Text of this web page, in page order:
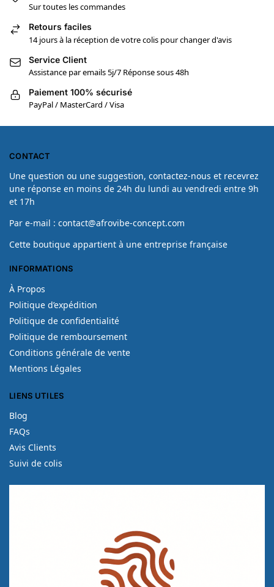
Sur toutes les commandes
Retours faciles
14 jours à la réception de votre colis pour changer d'avis
Service Client
Assistance par emails 5j/7 Réponse sous 48h
Paiement 100% sécurisé
PayPal / MasterCard / Visa
CONTACT
Une question ou une suggestion, contactez-nous et recevrez
une réponse en moins de 24h du lundi au vendredi entre 9h
et 17h
Par e-mail : contact@afrovibe-concept.com
Cette boutique appartient à une entreprise française
INFORMATIONS
À Propos
Politique d’expédition
Politique de confidentialité
Politique de remboursement
Conditions générale de vente
Mentions Légales
LIENS UTILES
Blog
FAQs
Avis Clients
Suivi de colis